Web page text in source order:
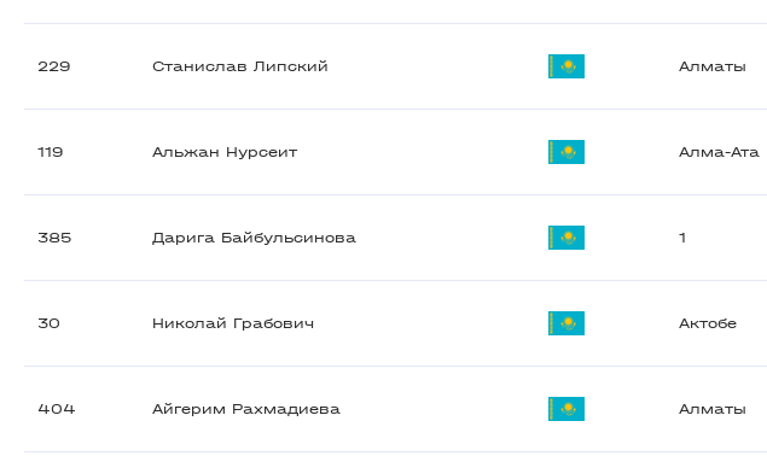
229 Станислав Липский Алматы
119 Альжан Нурсеит Алма-Ата
385 Дарига Байбульсинова 1
30 Николай Грабович Актобе
404 Айгерим Рахмадиева Алматы